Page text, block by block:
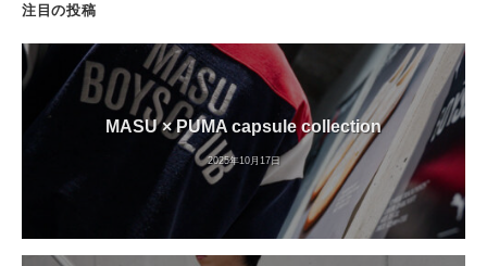
注目の投稿
MASU × PUMA capsule collection
2025年10月17日